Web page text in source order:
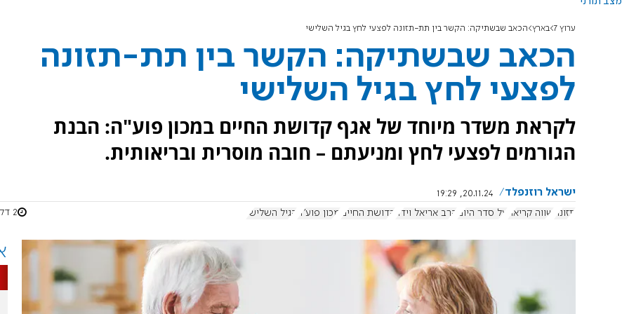
ערוץ 7 בארץ הכאב שבשתיקה: הקשר בין תת-תזונה לפצעי לחץ בגיל השלישי
הכאב שבשתיקה: הקשר בין תת-תזונה
לפצעי לחץ בגיל השלישי
לקראת משדר מיוחד של אגף קדושת החיים במכון פוע"ה: הבנת
הגורמים לפצעי לחץ ומניעתם – חובה מוסרית ובריאותית.
ישראל רוזנפלד
20.11.24, 19:29
תזונה
שווה קריאה על סדר היום הרב אריאל וידר קדושת החיים מכון פוע"ה הגיל השלישי 2 דקות